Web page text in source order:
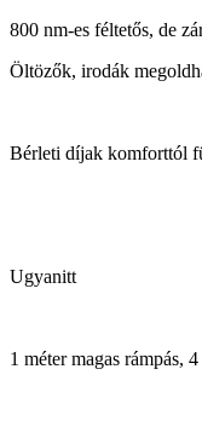
800 nm-es féltetős, de
Öltözők, irodák
Bérleti díjak komforttól
Ugyanitt
1 méter magas rámpás,